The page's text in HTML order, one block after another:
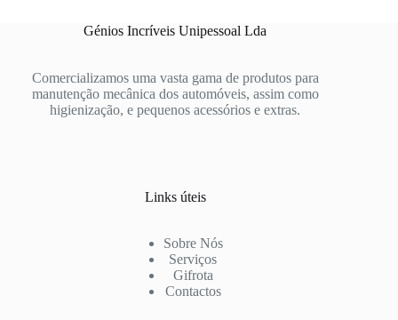
Génios Incríveis Unipessoal Lda
Comercializamos uma vasta gama de produtos para
manutenção mecânica dos automóveis, assim como
higienização, e pequenos acessórios e extras.
Links úteis
Sobre Nós
Serviços
Gifrota
Contactos